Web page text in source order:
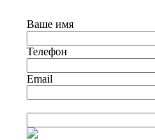
Ваше имя
Телефон
Email